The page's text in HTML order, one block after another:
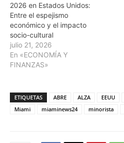
2026 en Estados Unidos:
Entre el espejismo
económico y el impacto
socio-cultural
julio 21, 2026
En «ECONOMÍA Y
FINANZAS»
ETIQUETAS ABRE ALZA EEUU
Miami
miaminews24 minorista